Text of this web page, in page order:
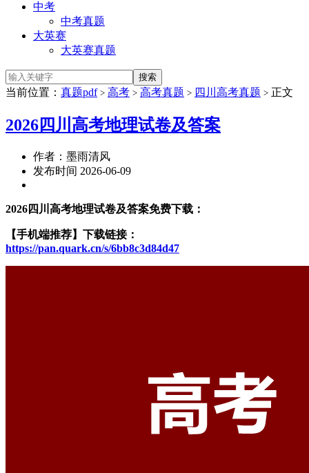
中考
中考真题
大英赛
大英赛真题
当前位置： 真题pdf > 高考 > 高考真题 > 四川高考真题 > 正文
2026四川高考地理试卷及答案
作者：墨雨清风
发布时间 2026-06-09
2026四川高考地理试卷及答案免费下载：
【手机端推荐】下载链接：
https://pan.quark.cn/s/6bb8c3d84d47